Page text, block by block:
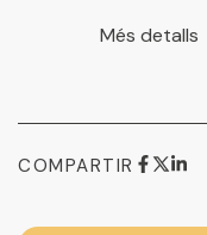
Més detalls
COMPARTIR